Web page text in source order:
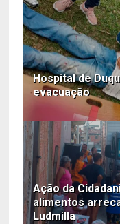
Hospital de
evacuação
Ação da
alimentos
Ludmilla